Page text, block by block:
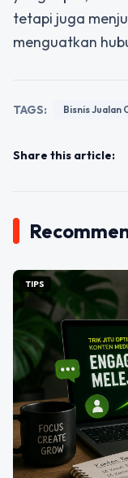
tetapi juga
menguatkan
TAGS: Bisnis Jualan
Share this article:
TIPS